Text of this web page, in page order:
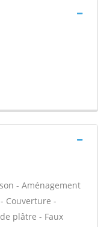
- Aménagement
Couverture -
plâtre - Faux